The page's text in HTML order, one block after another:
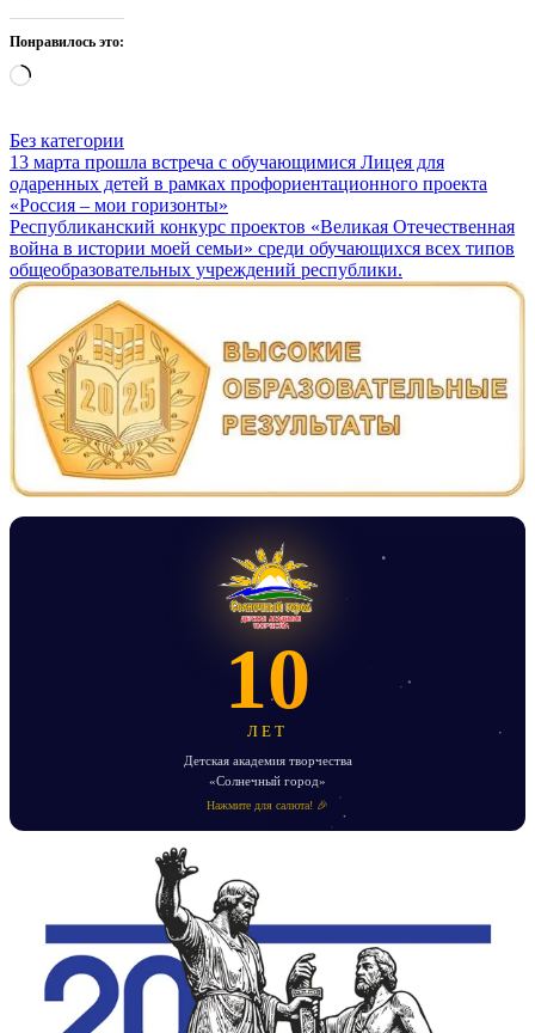
Понравилось это:
Загрузка…
Без категории
Навигация
по
записям
13 марта прошла встреча с обучающимися Лицея для
одаренных детей в рамках профориентационного проекта
«Россия – мои горизонты»
Республиканский конкурс проектов «Великая Отечественная
война в истории моей семьи» среди обучающихся всех типов
общеобразовательных учреждений республики.
10
ЛЕТ
Детская академия творчества
«Солнечный город»
Нажмите для салюта! 🎉